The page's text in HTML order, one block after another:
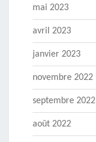
mai 2023
avril 2023
janvier 2023
novembre 2022
septembre 2022
août 2022